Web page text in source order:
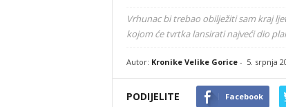
Vrhunac bi trebao obilježiti sam kraj
kojom će tvrtka lansirati najveći dio
Autor: Kronike Velike Gorice- 5. srpnja
PODIJELITE Facebook